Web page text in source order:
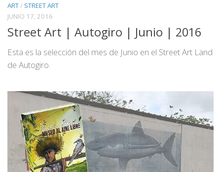
ART/ STREET ART
JUNIO 17, 2016
Street Art | Autogiro | Junio | 2016
Esta es la selección del mes de Junio en el Street Art Land
de Autogiro.